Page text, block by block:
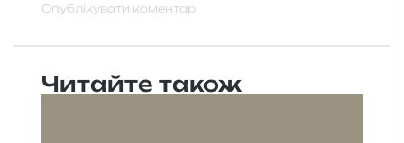
Читайте також